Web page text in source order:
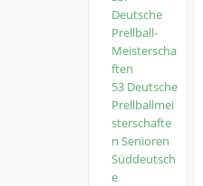
Deutsche
Prellball-
Meisterscha
ften
53 Deutsche
Prellballmei
sterschafte
n Senioren
Süddeutsch
e